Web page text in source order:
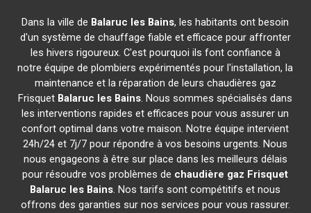
Dans la ville de Balaruc les Bains, les habitants ont besoin
d'un système de chauffage fiable et efficace pour affronter
les hivers rigoureux. C'est pourquoi ils font confiance à
notre équipe de plombiers expérimentés pour l'installation, la
maintenance et la réparation de leurs chaudières gaz
Frisquet Balaruc les Bains. Nous sommes spécialisés dans
les interventions rapides et efficaces pour vous assurer un
confort optimal dans votre maison. Notre équipe intervient
24h/24 et 7j/7 pour répondre à vos besoins urgents. Nous
nous engageons à être sur place dans les meilleurs délais
pour résoudre vos problèmes de chaudière gaz Frisquet
Balaruc les Bains. Nos tarifs sont compétitifs et nous
offrons des garanties sur nos services pour vous rassurer.